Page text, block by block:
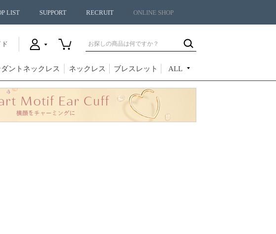
LIST SUPPORT RECRUIT ONLINE SHOP
ド
ントネックレス ネックレス ブレスレット ALL